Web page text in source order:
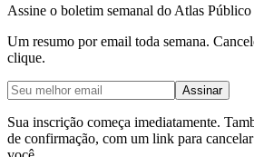
Assine o boletim semanal do Atlas Público
Um resumo por email toda semana.
clique.
Assinar
Sua inscrição começa imediatamente.
de confirmação, com um link para